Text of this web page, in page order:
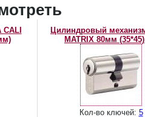
Цилиндровый
MATRIX 80мм
Кол-во ключей: 5